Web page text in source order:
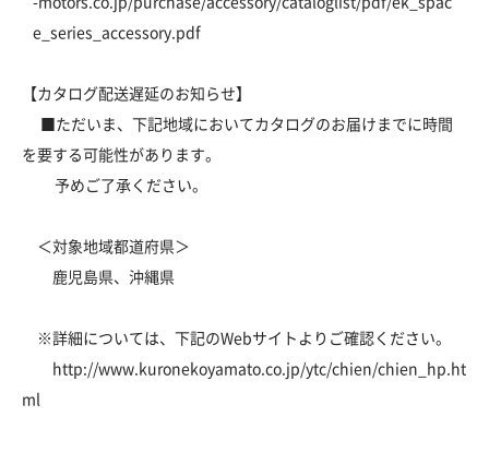
e_series_accessory.pdf
【カタログ配送遅延のお知らせ】
■ただいま、下記地域においてカタログのお届けまでに時間
を要する可能性があります。
予めご了承ください。
＜対象地域都道府県＞
鹿児島県、沖縄県
※詳細については、下記のWebサイトよりご確認ください。
http://www.kuronekoyamato.co.jp/ytc/chien/chien_hp.ht
ml